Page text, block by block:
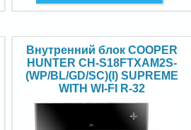
Внутренний блок COOPER
HUNTER CH-S18FTXAM2S-
(WP/BL/GD/SC)(I) SUPREME
WITH WI-FI R-32